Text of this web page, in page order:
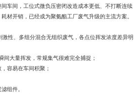
车间，工位式微负压密闭改造成本更低、不打断连续
材开销，已经成为聚氨酯工厂废气升级的主流方案。
性、多组分混合无组织废气，各点位挥发浓度差异明
大量挥发，常规集气很难完全捕捉；
容易在车间积聚；
组件。